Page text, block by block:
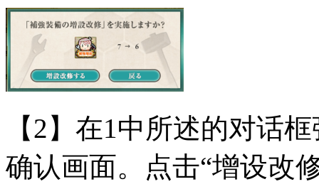
【2】在1中所述的对话
确认画面。点击“增设改